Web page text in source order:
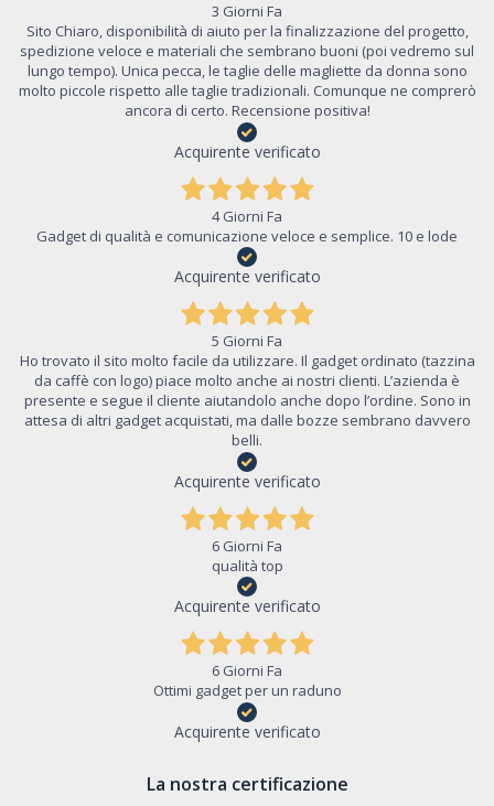
3 Giorni Fa
Sito Chiaro, disponibilità di aiuto per la finalizzazione del progetto,
spedizione veloce e materiali che sembrano buoni (poi vedremo sul
lungo tempo). Unica pecca, le taglie delle magliette da donna sono
molto piccole rispetto alle taglie tradizionali. Comunque ne comprerò
ancora di certo. Recensione positiva!
Acquirente verificato
4 Giorni Fa
Gadget di qualità e comunicazione veloce e semplice. 10 e lode
Acquirente verificato
5 Giorni Fa
Ho trovato il sito molto facile da utilizzare. Il gadget ordinato (tazzina
da caffè con logo) piace molto anche ai nostri clienti. L’azienda è
presente e segue il cliente aiutandolo anche dopo l’ordine. Sono in
attesa di altri gadget acquistati, ma dalle bozze sembrano davvero
belli.
Acquirente verificato
6 Giorni Fa
qualità top
Acquirente verificato
6 Giorni Fa
Ottimi gadget per un raduno
Acquirente verificato
La nostra certificazione